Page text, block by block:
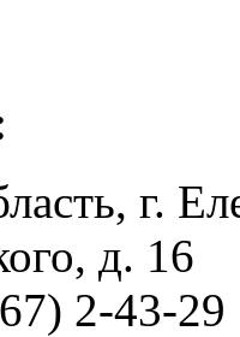
г.
д. 16
2-43-29